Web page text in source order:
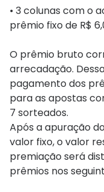
• 3 colunas com o
prêmio fixo de R$
O prêmio bruto
arrecadação.
pagamento dos
para as apostas
7 sorteados.
Após a apuração
valor fixo, o valor
premiação será
prêmios nos